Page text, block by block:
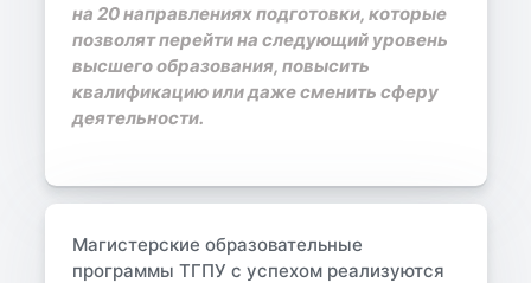
на 20 направлениях подготовки, которые
позволят перейти на следующий уровень
высшего образования, повысить
квалификацию или даже сменить сферу
деятельности.
Магистерские образовательные
программы ТГПУ с успехом реализуются